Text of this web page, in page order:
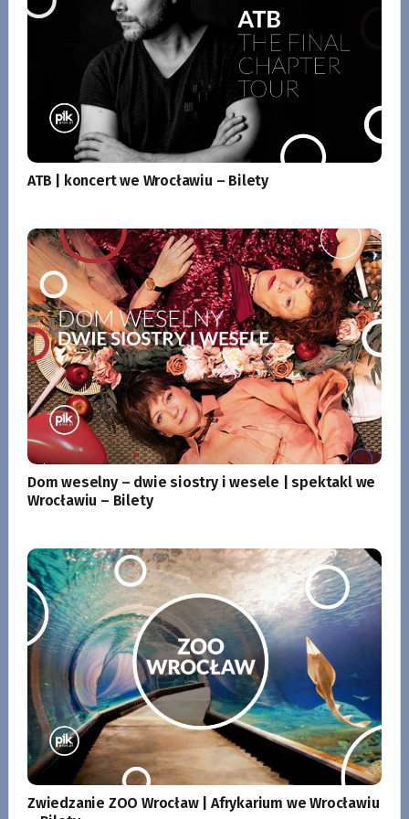
ATB | koncert we Wrocławiu – Bilety
Dom weselny – dwie siostry i wesele | spektakl we
Wrocławiu – Bilety
Zwiedzanie ZOO Wrocław | Afrykarium we Wrocławiu